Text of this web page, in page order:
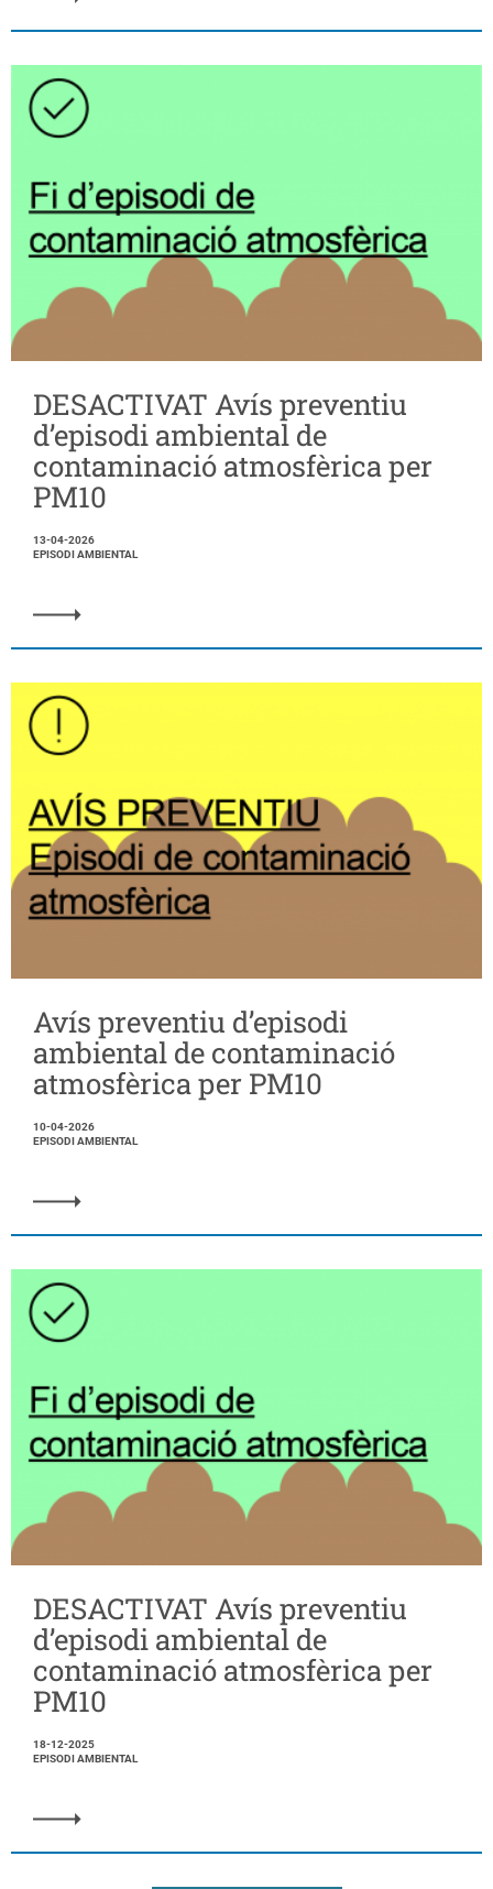
DESACTIVAT Avís preventiu
d’episodi ambiental de
contaminació atmosfèrica per
PM10
13-04-2026
EPISODI AMBIENTAL
Avís preventiu d’episodi
ambiental de contaminació
atmosfèrica per PM10
10-04-2026
EPISODI AMBIENTAL
DESACTIVAT Avís preventiu
d’episodi ambiental de
contaminació atmosfèrica per
PM10
18-12-2025
EPISODI AMBIENTAL